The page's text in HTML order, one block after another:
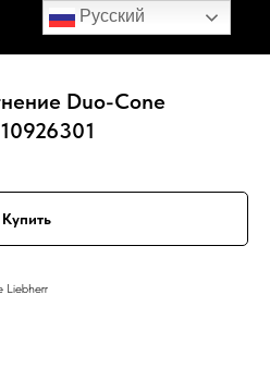
Русский
Duo-Cone
Купить
Liebherr